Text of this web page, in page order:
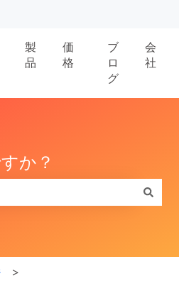
メニューを表示
製
品
価
格
ブ
ロ
グ
会
社
か？